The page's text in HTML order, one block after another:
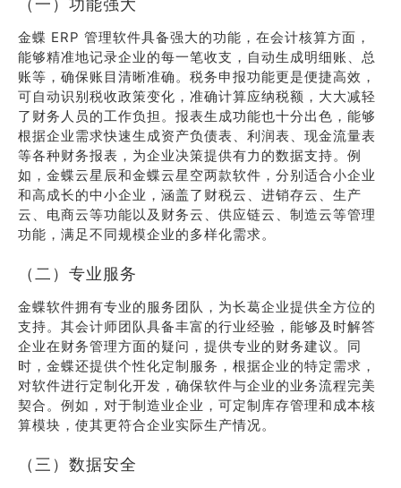
（一）功能强大
金蝶 ERP 管理软件具备强大的功能，在会计核算方面，
能够精准地记录企业的每一笔收支，自动生成明细账、总
账等，确保账目清晰准确。税务申报功能更是便捷高效，
可自动识别税收政策变化，准确计算应纳税额，大大减轻
了财务人员的工作负担。报表生成功能也十分出色，能够
根据企业需求快速生成资产负债表、利润表、现金流量表
等各种财务报表，为企业决策提供有力的数据支持。例
如，金蝶云星辰和金蝶云星空两款软件，分别适合小企业
和高成长的中小企业，涵盖了财税云、进销存云、生产
云、电商云等功能以及财务云、供应链云、制造云等管理
功能，满足不同规模企业的多样化需求。
（二）专业服务
金蝶软件拥有专业的服务团队，为长葛企业提供全方位的
支持。其会计师团队具备丰富的行业经验，能够及时解答
企业在财务管理方面的疑问，提供专业的财务建议。同
时，金蝶还提供个性化定制服务，根据企业的特定需求，
对软件进行定制化开发，确保软件与企业的业务流程完美
契合。例如，对于制造业企业，可定制库存管理和成本核
算模块，使其更符合企业实际生产情况。
（三）数据安全